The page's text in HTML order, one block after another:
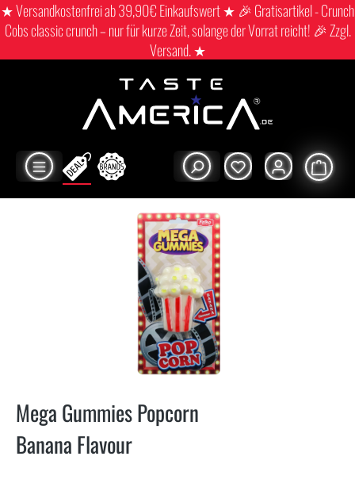
★ Versandkostenfrei ab 39,90€ Einkaufswert ★ 🎉 Gratisartikel - Crunch
Cobs classic crunch – nur für kurze Zeit, solange der Vorrat reicht! 🎉 Zzgl.
Versand. ★
Mega Gummies Popcorn
Banana Flavour